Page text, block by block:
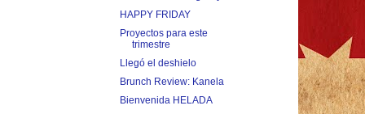
HAPPY FRIDAY
Proyectos para este
trimestre
Llegó el deshielo
Brunch Review: Kanela
Bienvenida HELADA